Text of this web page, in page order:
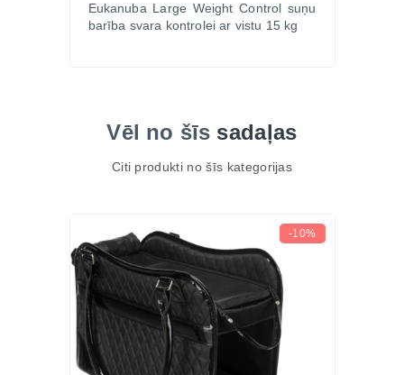
Eukanuba Large Weight Control suņu
barība svara kontrolei ar vistu 15 kg
Vēl no šīs sadaļas
Citi produkti no šīs kategorijas
-10%